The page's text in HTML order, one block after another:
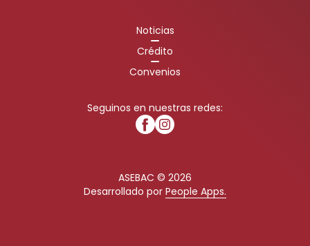
Noticias
Crédito
Convenios
Seguinos en nuestras redes:
ASEBAC © 2026
Desarrollado por People Apps.